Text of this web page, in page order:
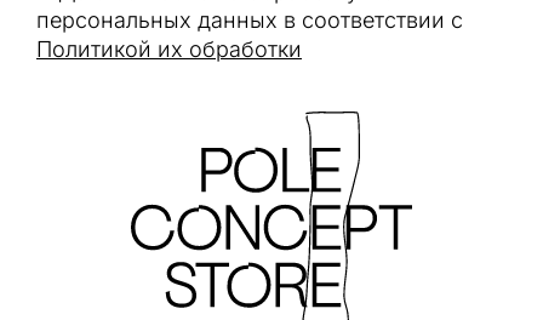
персональных данных в соответствии с
Политикой их обработки